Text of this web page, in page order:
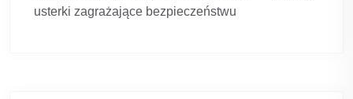
usterki zagrażające bezpieczeństwu